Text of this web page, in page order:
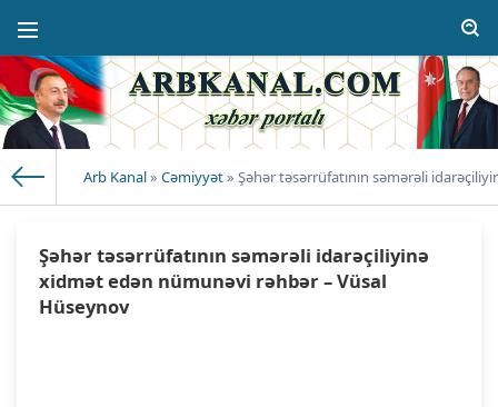
Arb Kanal» Cəmiyyət» Şəhər təsərrüfatının səmərəli
Şəhər təsərrüfatının səmərəli idarəçiliyinə
xidmət edən nümunəvi rəhbər – Vüsal
Hüseynov